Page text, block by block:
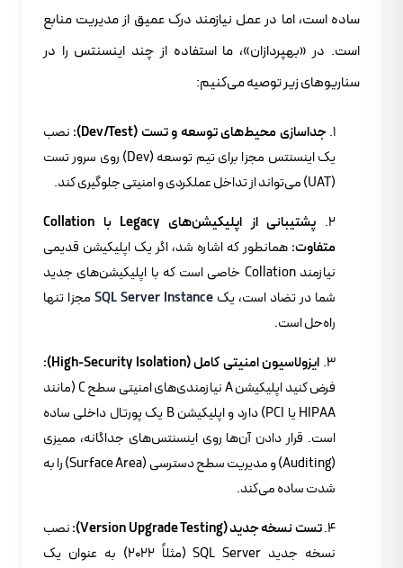
ساده است، اما در عمل نیازمند درک عمیق از مدیریت منابع
است. در «بهپردازان»، ما استفاده از چند اینسنتس را در
سناریوهای زیر توصیه می‌کنیم:
جداسازی محیط‌های توسعه و تست (Dev/Test):
نصب
یک اینسنتس مجزا برای تیم توسعه (Dev) روی سرور تست
(UAT) می‌تواند از تداخل عملکردی و امنیتی جلوگیری کند.
پشتیبانی از اپلیکیشن‌های Legacy با Collation
متفاوت: همانطور که اشاره شد، اگر یک اپلیکیشن قدیمی
نیازمند Collation خاصی است که با اپلیکیشن‌های جدید
شما در تضاد است، یک SQL Server Instance مجزا تنها
راه‌حل است.
ایزولاسیون امنیتی کامل (High-Security Isolation):
فرض کنید اپلیکیشن A نیازمندی‌های امنیتی سطح C (مانند
HIPAA یا PCI) دارد و اپلیکیشن B یک پورتال داخلی ساده
است. قرار دادن آن‌ها روی اینسنتس‌های جداگانه، ممیزی
(Auditing) و مدیریت سطح دسترسی (Surface Area) را به
شدت ساده می‌کند.
تست نسخه جدید (Version Upgrade Testing):
نصب
نسخه جدید SQL Server (مثلاً ۲۰۲۲) به عنوان یک